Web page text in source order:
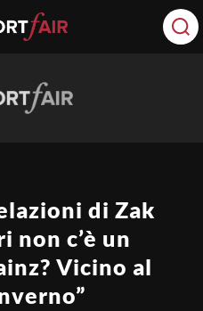
di Zak
non c’è un
Vicino al